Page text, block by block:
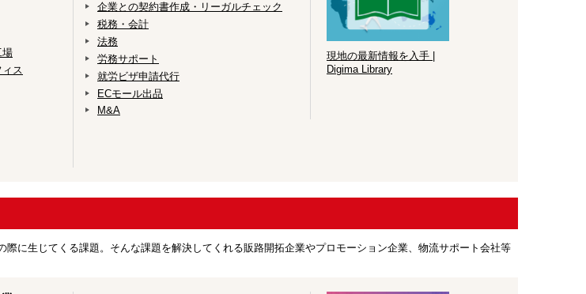
場
ス
企業との契約書作成・リーガルチェック
税務・会計
法務
労務サポート
就労ビザ申請代行
ECモール出品
M&A
現地の最新情報を入手 |
Digima Library
際に生じてくる課題。そんな課題を解決してくれる販路開拓企業やプロモーション企業、物流サポート会社等